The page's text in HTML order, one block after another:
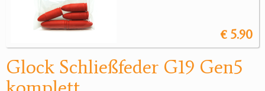
€ 5.90
Glock Schließfeder G19 Gen5